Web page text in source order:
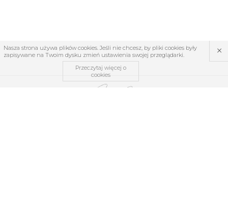
Nasza strona używa plików cookies. Jeśli nie chcesz, by pliki cookies były
zapisywane na Twoim dysku zmień ustawienia swojej przeglądarki.
×
Przeczytaj więcej o
cookies